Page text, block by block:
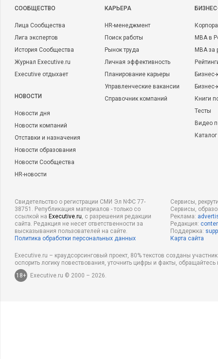
CООБЩЕСТВО
Лица Сообщества
Лига экспертов
История Сообщества
Журнал Executive.ru
Executive отдыхает
НОВОСТИ
Новости дня
Новости компаний
Отставки и назначения
Новости образования
Новости Сообщества
HR-новости
КАРЬЕРА
HR-менеджмент
Поиск работы
Рынок труда
Личная эффективность
Планирование карьеры
Управленческие вакансии
Справочник компаний
MBA в
MBA
Бизнес-
Книги
Тесты
Видео
Свидетельство о регистрации СМИ Эл NФС 77-
38751. Републикация материалов - только со
ссылкой на Executive.ru, с разрешения редакции
сайта. Редакция не несет ответственности за
высказывания пользователей на сайте.
Политика обработки персональных данных
Сервисы,
Сервисы,
Реклама:
Редакция:
Поддержка:
Карта сайта
Executive.ru – краудсорсинговый проект, 80% текстов созданы
оспорить логику повествования, уточнить цифры и факты,
18+
Executive.ru © 2000 – 2026.